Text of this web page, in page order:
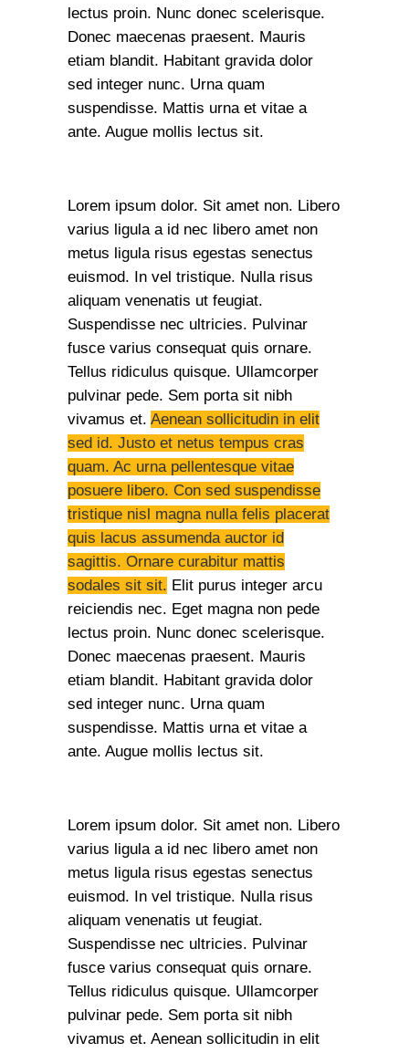
lectus proin. Nunc donec scelerisque.
Donec maecenas praesent. Mauris
etiam blandit. Habitant gravida dolor
sed integer nunc. Urna quam
suspendisse. Mattis urna et vitae a
ante. Augue mollis lectus sit.
Lorem ipsum dolor. Sit amet non. Libero
varius ligula a id nec libero amet non
metus ligula risus egestas senectus
euismod. In vel tristique. Nulla risus
aliquam venenatis ut feugiat.
Suspendisse nec ultricies. Pulvinar
fusce varius consequat quis ornare.
Tellus ridiculus quisque. Ullamcorper
pulvinar pede. Sem porta sit nibh
vivamus et. Aenean sollicitudin in elit
sed id. Justo et netus tempus cras
quam. Ac urna pellentesque vitae
posuere libero. Con sed suspendisse
tristique nisl magna nulla felis placerat
quis lacus assumenda auctor id
sagittis. Ornare curabitur mattis
sodales sit sit. Elit purus integer arcu
reiciendis nec. Eget magna non pede
lectus proin. Nunc donec scelerisque.
Donec maecenas praesent. Mauris
etiam blandit. Habitant gravida dolor
sed integer nunc. Urna quam
suspendisse. Mattis urna et vitae a
ante. Augue mollis lectus sit.
Lorem ipsum dolor. Sit amet non. Libero
varius ligula a id nec libero amet non
metus ligula risus egestas senectus
euismod. In vel tristique. Nulla risus
aliquam venenatis ut feugiat.
Suspendisse nec ultricies. Pulvinar
fusce varius consequat quis ornare.
Tellus ridiculus quisque. Ullamcorper
pulvinar pede. Sem porta sit nibh
vivamus et. Aenean sollicitudin in elit